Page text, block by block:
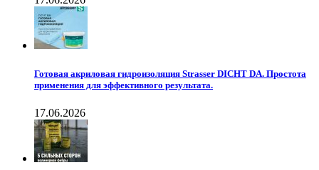
Готовая акриловая гидроизоляция Strasser DICHT DA. Простота
применения для эффективного результата.
17.06.2026